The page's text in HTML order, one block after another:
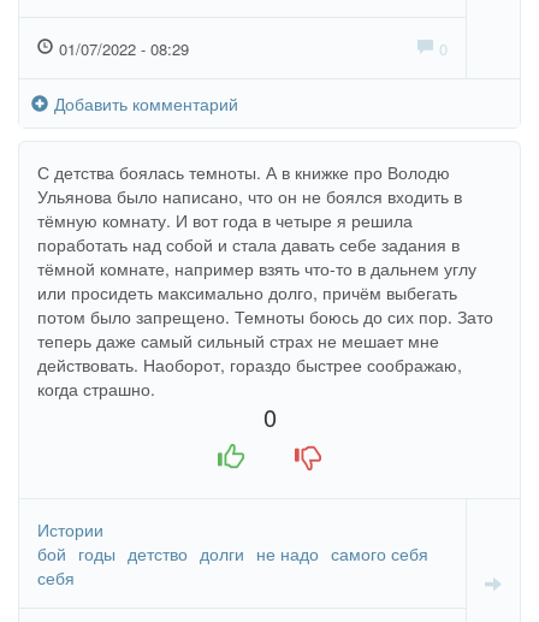
01/07/2022 - 08:29 0
Добавить комментарий
С детства боялась темноты. А в книжке про Володю
Ульянова было написано, что он не боялся входить в
тёмную комнату. И вот года в четыре я решила
поработать над собой и стала давать себе задания в
тёмной комнате, например взять что-то в дальнем углу
или просидеть максимально долго, причём выбегать
потом было запрещено. Темноты боюсь до сих пор. Зато
теперь даже самый сильный страх не мешает мне
действовать. Наоборот, гораздо быстрее соображаю,
когда страшно.
0
Истории
бой годы детство долги не надо самого себя
себя